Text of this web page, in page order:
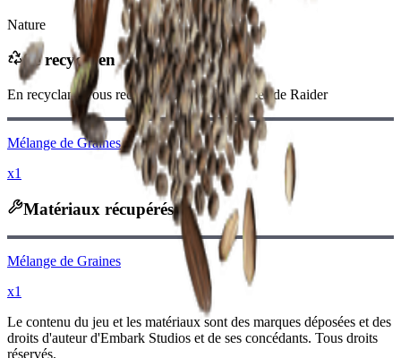
Nature
Se recycle en
En recyclant, vous recevrez -540 moins Pièces de Raider
Mélange de Graines
x1
Matériaux récupérés
Mélange de Graines
x1
Le contenu du jeu et les matériaux sont des marques déposées et des
droits d'auteur d'Embark Studios et de ses concédants. Tous droits
réservés.